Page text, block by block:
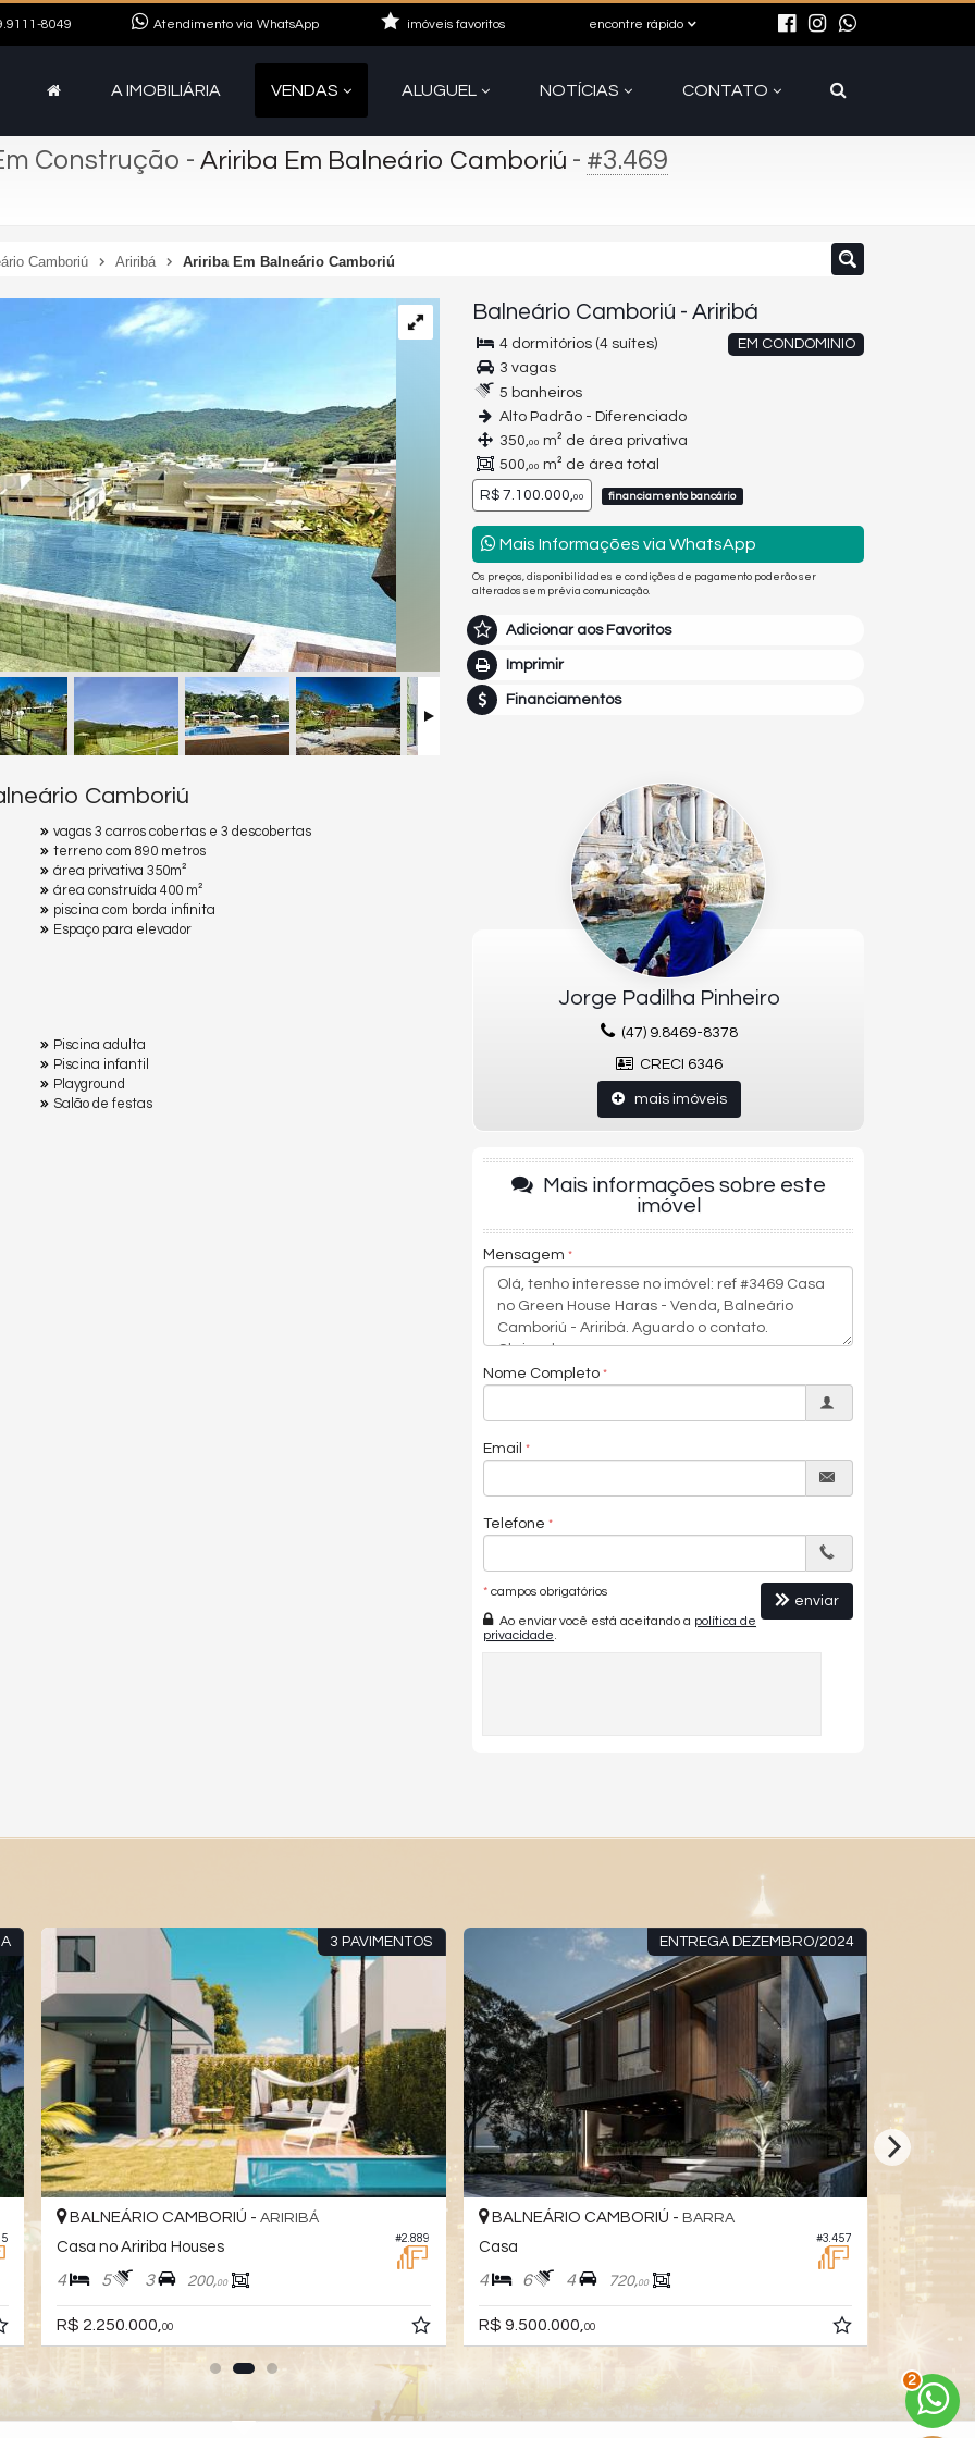
8049 Atendimento via WhatsApp encontre rápido
imóveis favoritos
A IMOBILIÁRIA VENDAS ALUGUEL NOTÍCIAS CONTATO
Construção - Aririba Em Balneário Camboriú - #3.469
Camboriú Ariribá Aririba Em Balneário Camboriú
Balneário Camboriú - Ariribá
EM CONDOMINIO
4 dormitórios (4 suítes)
3 vagas
5 banheiros
Alto Padrão - Diferenciado
350,00 m² de área privativa
500,00 m² de área total
R$ 7.100.000,00 financiamento bancário
Mais Informações via WhatsApp
Os preços, disponibilidades e condições de pagamento poderão ser
alterados sem prévia comunicação.
Adicionar aos Favoritos
Imprimir
Financiamentos
Camboriú
vagas 3 carros cobertas e 3 descobertas
terreno com 890 metros
área privativa 350m²
área construída 400 m²
piscina com borda infinita
Espaço para elevador
Piscina adulta
Piscina infantil
Playground
Salão de festas
Jorge Padilha Pinheiro
(47) 9.8469-8378
CRECI 6346
mais imóveis
Mais informações sobre este
imóvel
Mensagem
Nome Completo
Email
Telefone
* campos obrigatórios
Ao enviar você está aceitando a política de
privacidade
enviar
3 PAVIMENTOS
#2.889
BALNEÁRIO CAMBORIÚ -ARIRIBÁ
Casa no Aririba Houses
4 5 3 200,00
R$ 2.250.000,00
ENTREGA DEZEMBRO/2024
#3.457
BALNEÁRIO CAMBORIÚ - BARRA
Casa
4 6 4 720,00
R$ 9.500.000, 00
Casa
4
2